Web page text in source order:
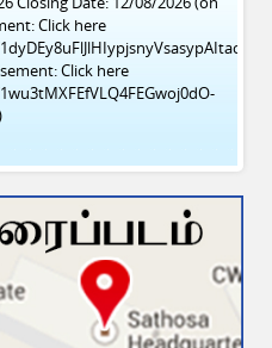
Click here
Click here